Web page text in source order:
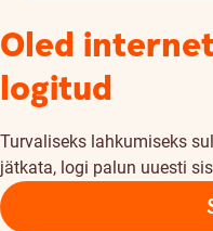
Oled
logitud
Turvaliseks lahkumiseks
jätkata, logi palun uuesti